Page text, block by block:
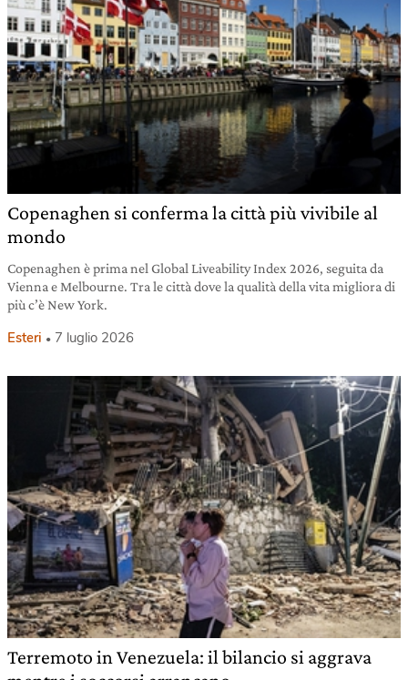
Copenaghen si conferma la città più vivibile al
mondo
Copenaghen è prima nel Global Liveability Index 2026, seguita da
Vienna e Melbourne. Tra le città dove la qualità della vita migliora di
più c’è New York.
Esteri 7 luglio 2026
Terremoto in Venezuela: il bilancio si aggrava